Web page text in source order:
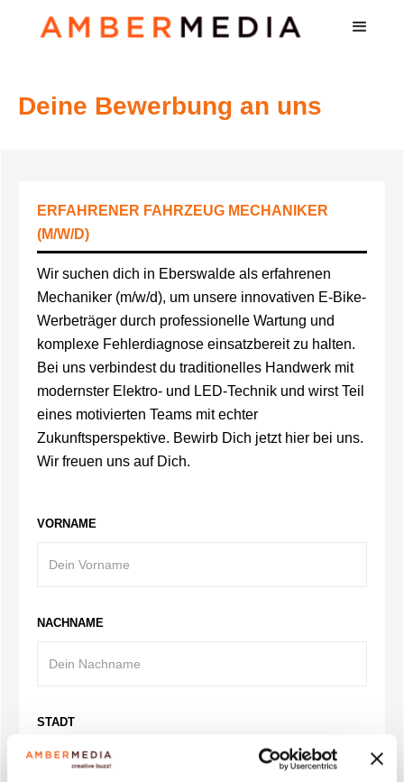
Deine Bewerbung an uns
ERFAHRENER FAHRZEUG MECHANIKER
(M/W/D)
Wir suchen dich in Eberswalde als erfahrenen
Mechaniker (m/w/d), um unsere innovativen E-Bike-
Werbeträger durch professionelle Wartung und
komplexe Fehlerdiagnose einsatzbereit zu halten.
Bei uns verbindest du traditionelles Handwerk mit
modernster Elektro- und LED-Technik und wirst Teil
eines motivierten Teams mit echter
Zukunftsperspektive. Bewirb Dich jetzt hier bei uns.
Wir freuen uns auf Dich.
VORNAME
NACHNAME
STADT